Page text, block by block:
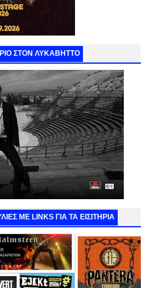
ΣΤΟΝ ΛΥΚΑΒΗΤΤΟ
ΜΕ LINKS ΓΙΑ ΤΑ ΕΙΣΙΤΗΡΙΑ